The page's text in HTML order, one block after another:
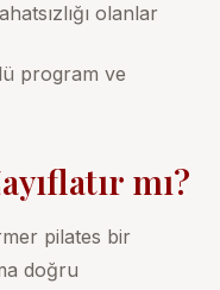
olanlar
program ve
mı?
pilates bir
doğru